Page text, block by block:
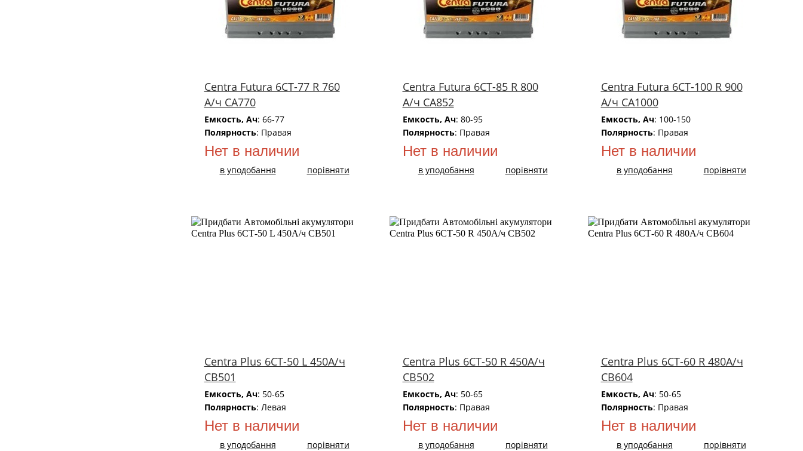
Centra Futura 6СТ-77 R 760
А/ч CA770
Емкость, Ач: 66-77
Полярность: Правая
Нет в наличии
в уподобання порівняти
Centra Futura 6СТ-85 R 800
А/ч CA852
Емкость, Ач: 80-95
Полярность: Правая
Нет в наличии
в уподобання порівняти
Centra Futura 6СТ-100 R 900
А/ч CA1000
Емкость, Ач: 100-150
Полярность: Правая
Нет в наличии
в уподобання порівняти
Centra Plus 6СТ-50 L 450А/ч
CB501
Емкость, Ач: 50-65
Полярность: Левая
Нет в наличии
в уподобання порівняти
Centra Plus 6СТ-50 R 450А/ч
CB502
Емкость, Ач: 50-65
Полярность: Правая
Нет в наличии
в уподобання порівняти
Centra Plus 6СТ-60 R 480А/ч
CB604
Емкость, Ач: 50-65
Полярность: Правая
Нет в наличии
в уподобання порівняти